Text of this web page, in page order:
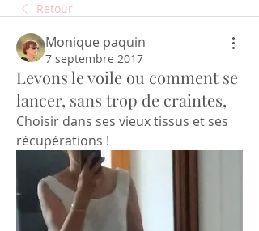
Retour
Monique paquin
7 septembre 2017
Levons le voile ou comment se
lancer, sans trop de craintes,
Choisir dans ses vieux tissus et ses
récupérations !